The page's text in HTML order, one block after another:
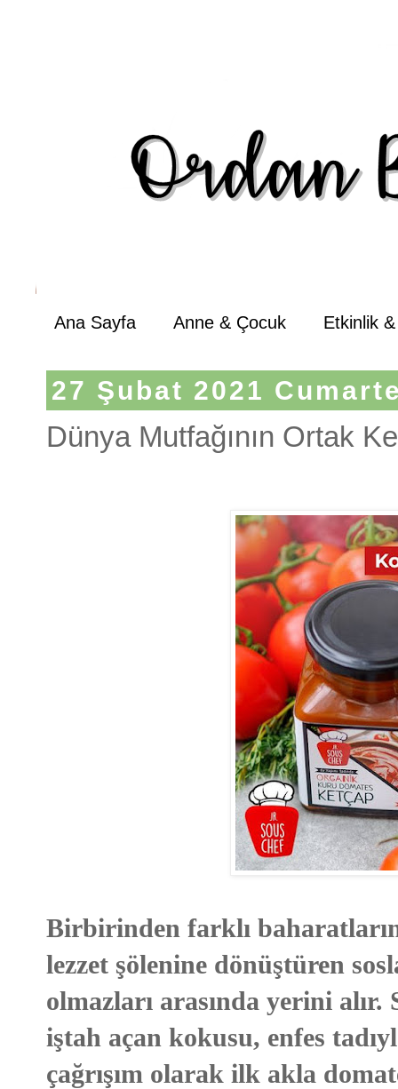
Ana Sayfa Anne & Çocuk Etkinlik
27 Şubat 2021
Dünya Mutfağının Ortak
Birbirinden farklı
lezzet şölenine dönüştüren
olmazları arasında yerini
iştah açan kokusu, enfes
çağrışım olarak ilk akla